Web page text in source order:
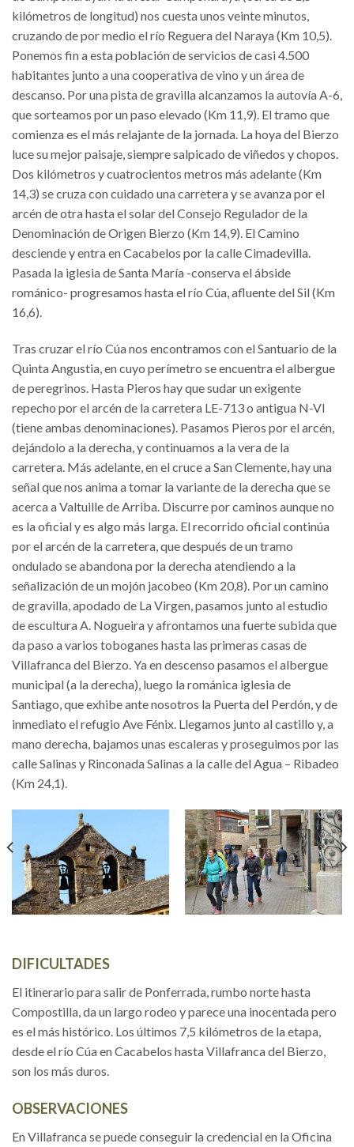
kilómetros de longitud) nos cuesta unos veinte minutos,
cruzando de por medio el río Reguera del Naraya (Km 10,5).
Ponemos fin a esta población de servicios de casi 4.500
habitantes junto a una cooperativa de vino y un área de
descanso. Por una pista de gravilla alcanzamos la autovía A-6,
que sorteamos por un paso elevado (Km 11,9). El tramo que
comienza es el más relajante de la jornada. La hoya del Bierzo
luce su mejor paisaje, siempre salpicado de viñedos y chopos.
Dos kilómetros y cuatrocientos metros más adelante (Km
14,3) se cruza con cuidado una carretera y se avanza por el
arcén de otra hasta el solar del Consejo Regulador de la
Denominación de Origen Bierzo (Km 14,9). El Camino
desciende y entra en Cacabelos por la calle Cimadevilla.
Pasada la iglesia de Santa María -conserva el ábside
románico- progresamos hasta el río Cúa, afluente del Sil (Km
16,6).
Tras cruzar el río Cúa nos encontramos con el Santuario de la
Quinta Angustia, en cuyo perímetro se encuentra el albergue
de peregrinos. Hasta Pieros hay que sudar un exigente
repecho por el arcén de la carretera LE-713 o antigua N-VI
(tiene ambas denominaciones). Pasamos Pieros por el arcén,
dejándolo a la derecha, y continuamos a la vera de la
carretera. Más adelante, en el cruce a San Clemente, hay una
señal que nos anima a tomar la variante de la derecha que se
acerca a Valtuille de Arriba. Discurre por caminos aunque no
es la oficial y es algo más larga. El recorrido oficial continúa
por el arcén de la carretera, que después de un tramo
ondulado se abandona por la derecha atendiendo a la
señalización de un mojón jacobeo (Km 20,8). Por un camino
de gravilla, apodado de La Virgen, pasamos junto al estudio
de escultura A. Nogueira y afrontamos una fuerte subida que
da paso a varios toboganes hasta las primeras casas de
Villafranca del Bierzo. Ya en descenso pasamos el albergue
municipal (a la derecha), luego la románica iglesia de
Santiago, que exhibe ante nosotros la Puerta del Perdón, y de
inmediato el refugio Ave Fénix. Llegamos junto al castillo y, a
mano derecha, bajamos unas escaleras y proseguimos por las
calle Salinas y Rinconada Salinas a la calle del Agua – Ribadeo
(Km 24,1).
DIFICULTADES
El itinerario para salir de Ponferrada, rumbo norte hasta
Compostilla, da un largo rodeo y parece una inocentada pero
es el más histórico. Los últimos 7,5 kilómetros de la etapa,
desde el río Cúa en Cacabelos hasta Villafranca del Bierzo,
son los más duros.
OBSERVACIONES
En Villafranca se puede conseguir la credencial en la Oficina